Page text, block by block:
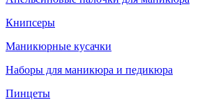
Книпсеры
Маникюрные кусачки
Наборы для маникюра и педикюра
Пинцеты